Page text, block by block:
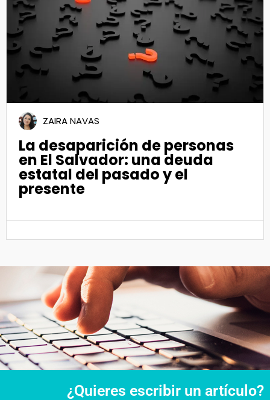
Abr 2022
ZAIRA NAVAS
La desaparición de personas
en El Salvador: una deuda
estatal del pasado y el
presente
¿Quieres escribir un artículo?